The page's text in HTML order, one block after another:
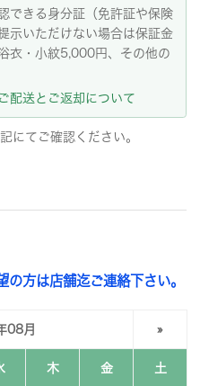
できる身分証（免許証や保険
示いただけない場合は保証金
衣・小紋5,000円、その他の
ご配送とご返却について
にてご確認ください。
方は店舗迄ご連絡下さい。
08月 »
木 金 土